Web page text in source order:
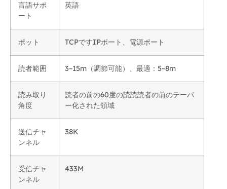
言語サポ
ート
英語
ポット TCPですIPポート、電源ポート
読者範囲 3~15m（調節可能）、最適：5~8m
読み取り
角度
読者の前の60度の読読読者の前のテーパ
ー化された領域
送信チャ
ンネル
38K
受信チャ
ンネル
433M